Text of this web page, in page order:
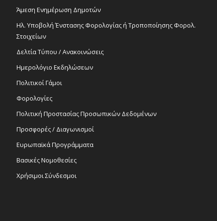
ΙΟΥΛ
1
χοροί – Ταξίδι στον χρόνο», 1/7/25
18:00
Εκδηλώσεις στο Δημοτικό Θέατρο
Δημοτικό Θέατρο Στροβόλου
1
χοροί – Ταξίδι στον χρόνο», 1/7/25
Δημοτικό Θέατρο Στροβόλου
Άμεση Ενημέρωση Δημοτών
Ηλ. Υποβολή Ένστασης Φορολογίας ή Τροποποίησης Φορολ.
Στοιχείων
Δελτία Τύπου / Ανακοινώσεις
Ημερολόγιο Εκδηλώσεων
Πολιτικοί Γάμοι
Φορολογίες
Πολιτική Προστασίας Προσωπικών Δεδομένων
Προσφορές / Διαγωνισμοί
Ευρωπαϊκά Προγράμματα
Βασικές Νομοθεσίες
Χρήσιμοι Σύνδεσμοι